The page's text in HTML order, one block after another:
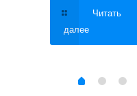
Читать
далее